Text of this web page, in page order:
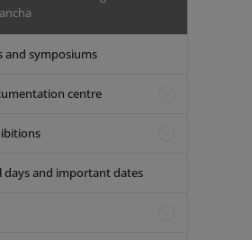
and symposiums
centre
and important dates